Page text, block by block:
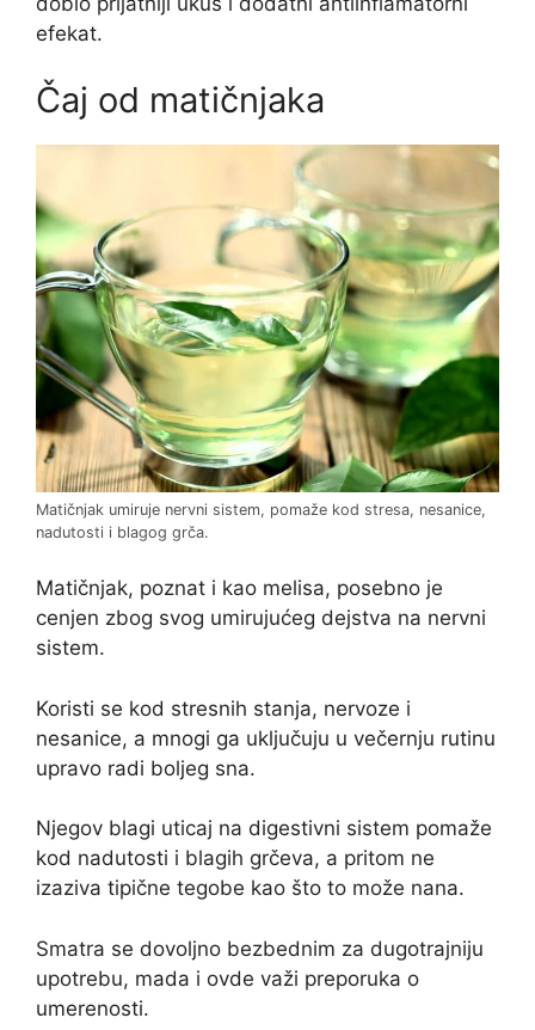
efekat.
Čaj od matičnjaka
Matičnjak umiruje nervni sistem, pomaže kod stresa, nesanice,
nadutosti i blagog grča.
Matičnjak, poznat i kao melisa, posebno je
cenjen zbog svog umirujućeg dejstva na nervni
sistem.
Koristi se kod stresnih stanja, nervoze i
nesanice, a mnogi ga uključuju u večernju rutinu
upravo radi boljeg sna.
Njegov blagi uticaj na digestivni sistem pomaže
kod nadutosti i blagih grčeva, a pritom ne
izaziva tipične tegobe kao što to može nana.
Smatra se dovoljno bezbednim za dugotrajniju
upotrebu, mada i ovde važi preporuka o
umerenosti.